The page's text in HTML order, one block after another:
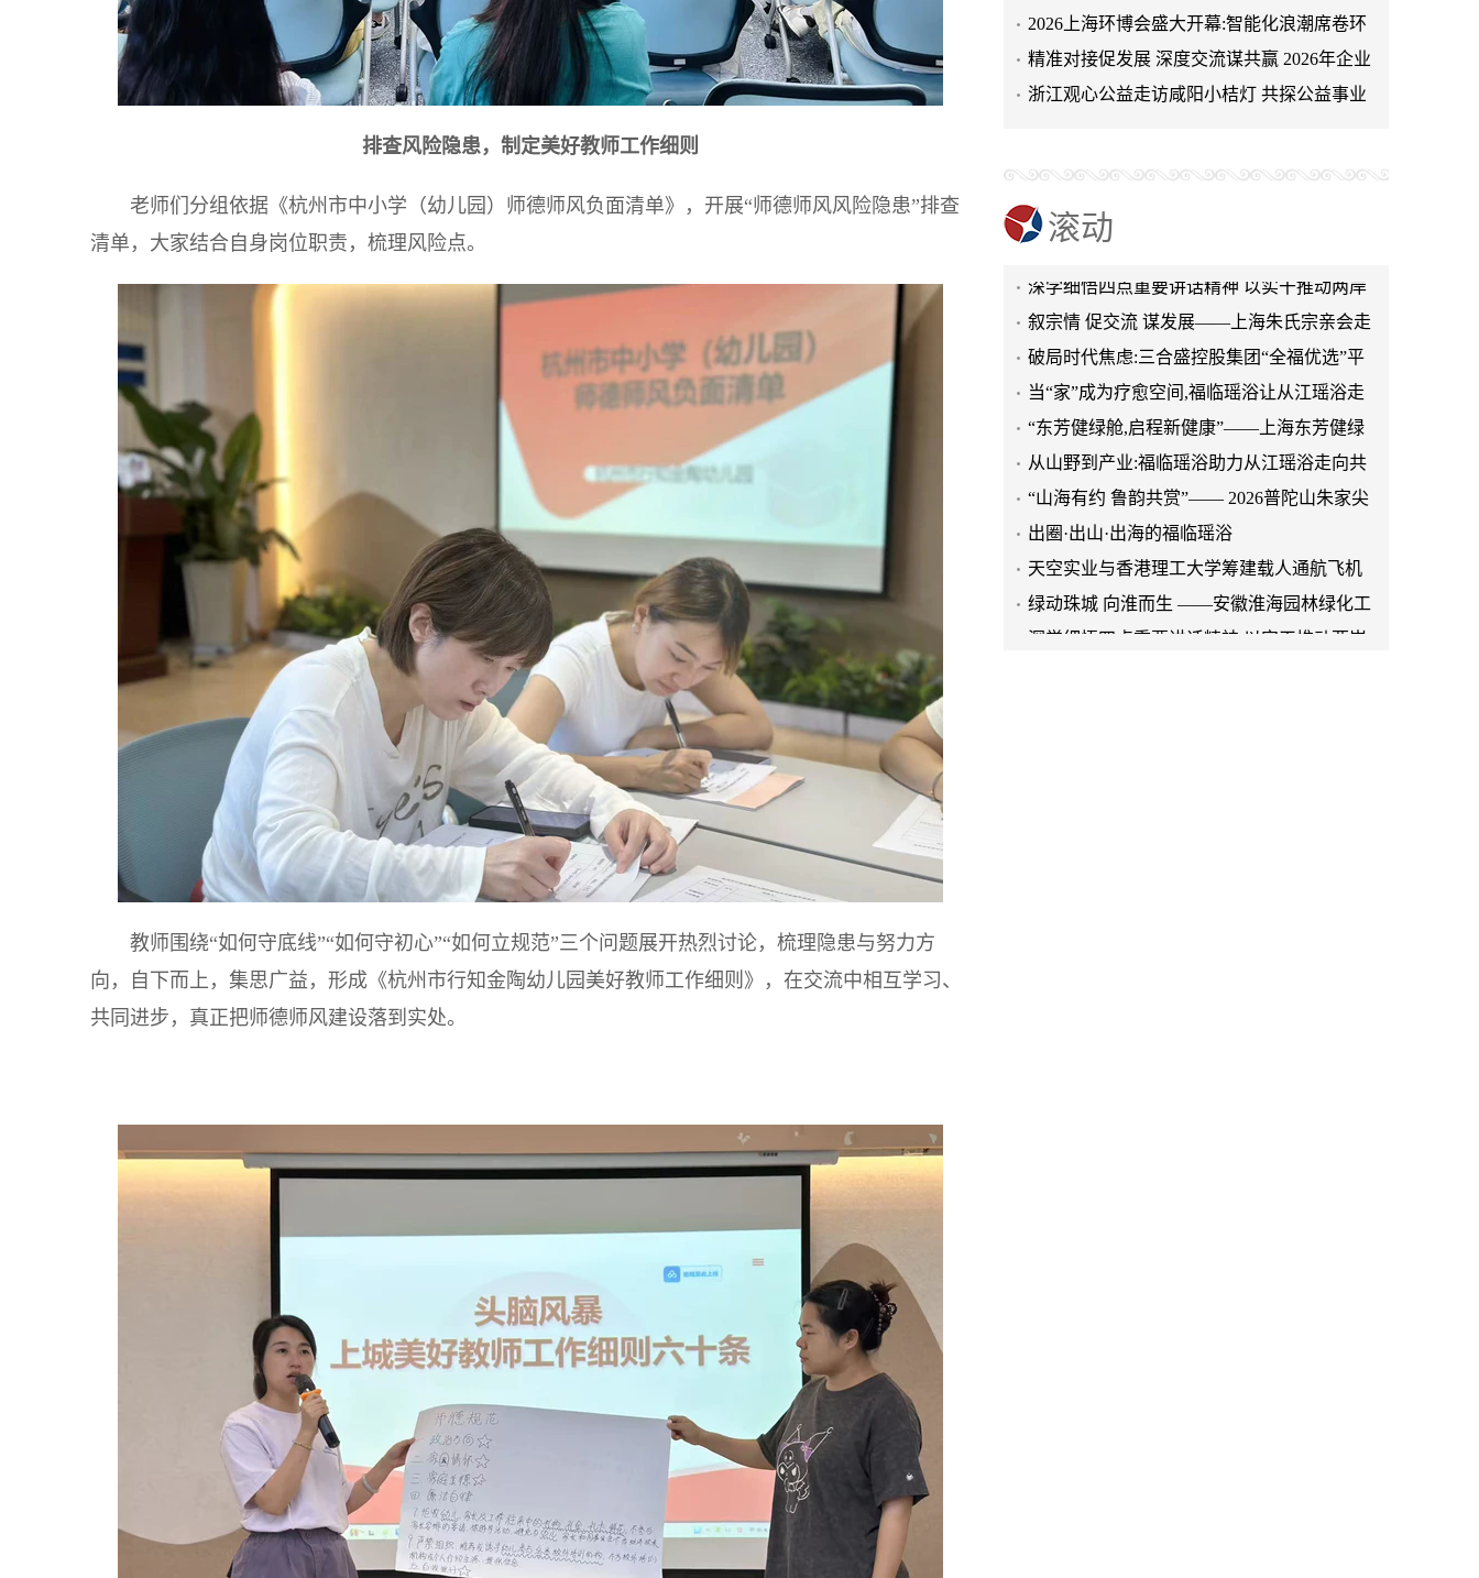
排查风险隐患，制定美好教师工作细则
老师们分组依据《杭州市中小学（幼儿园）师德师风负面清单》，开展“师德师风风险隐患”排查
清单，大家结合自身岗位职责，梳理风险点。
教师围绕“如何守底线”“如何守初心”“如何立规范”三个问题展开热烈讨论，梳理隐患与努力方
向，自下而上，集思广益，形成《杭州市行知金陶幼儿园美好教师工作细则》，在交流中相互学习、
共同进步，真正把师德师风建设落到实处。
2026上海环博会盛大开幕:智能化浪潮席卷环
保产业
精准对接促发展 深度交流谋共赢 2026年企业
投融资交流活动第二
浙江观心公益走访咸阳小桔灯 共探公益事业
滚动
天空实业与香港理工大学筹建载人通航飞机
研究院
绿动珠城 向淮而生 ——安徽淮海园林绿化工
融合发展
叙宗情 促交流 谋发展——上海朱氏宗亲会走
进上海晨烨家具有限公司
破局时代焦虑:三合盛控股集团“全福优选”平
台正式启航
当“家”成为疗愈空间,福临瑶浴让从江瑶浴走
进日常生活
“东芳健绿舱,启程新健康”——上海东芳健绿
AI智能养身舱品牌发布会圆满成功
从山野到产业:福临瑶浴助力从江瑶浴走向共
赢之路
“山海有约 鲁韵共赏”—— 2026普陀山朱家尖
文旅推介会亮相泉城济南
出圈·出山·出海的福临瑶浴
天空实业与香港理工大学筹建载人通航飞机
研究院
绿动珠城 向淮而生 ——安徽淮海园林绿化工
程有限公司发展纪实
深学细悟四点重要讲话精神 以实干推动两岸
融合发展
叙宗情 促交流 谋发展——上海朱氏宗亲会走